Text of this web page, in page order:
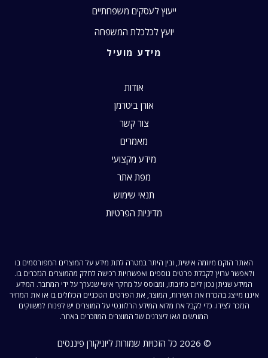
ייעוץ לעסקים משפחתיים
יועץ לכלכלת המשפחה
מידע מועיל
אודות
אורן ביטרמן
צור קשר
מאמרים
מידע מקצועי
מפת אתר
תנאי שימוש
מדיניות הפרטיות
האתר הוקם מיוזמה אישית, ובין היתר במטרה לתת מידע על המוצרים המפורסמים בו
ולאפשר ערוץ לקבלת פרטים נוספים ואפשרויות רכישה לחלק מהמוצרים הנזכרים בו.
המידע שניתן נכון ליום כתיבתו, ומבוסס על מחקר אישי שנערך על ידי המחבר. המידע
איננו מייצג בהכרח את השירות, המוצר, את הפרטים הטכניים הכלולים בו או את המחיר
הנזכר לצידו. כדי לקבל את מלוא המידע הרלוונטי על המוצרים יש לפנות למשווקים
המורשים ו/או ליצרנים של המוצרים המוזכרים באתר.
© 2026 כל הזכויות שמורות ליוניקורן פיננסים